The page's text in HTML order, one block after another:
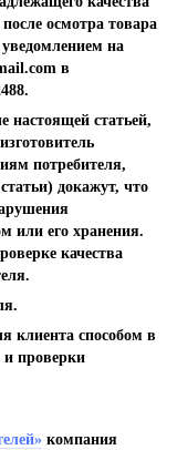
осмотра товара
на
в
настоящей статьей,
потребителя,
докажут, что
или его хранения.
качества
клиента способом в
и проверки
компания